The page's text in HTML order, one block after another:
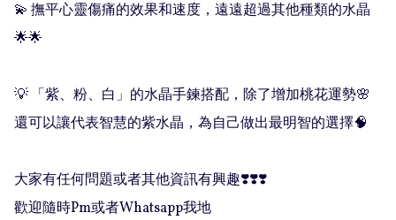
💫 撫平心靈傷痛的效果和速度，遠遠超過其他種類的水晶
🌟🌟
💡 「紫、粉、白」的水晶手鍊搭配，除了增加桃花運勢🌸
還可以讓代表智慧的紫水晶，為自己做出最明智的選擇🧠
大家有任何問題或者其他資訊有興趣❣️❣️❣️
歡迎隨時Pm或者Whatsapp我地